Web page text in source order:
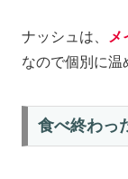
ナッシュは、
メ
なので個別に温
食べ終わっ